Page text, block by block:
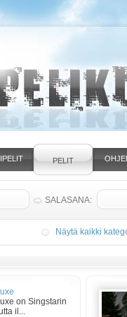
PELIT
Näytä kaikki
on Singstarin
il...
SALASANA: